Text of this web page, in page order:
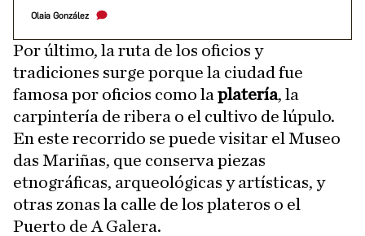
Olaia González
Por último, la ruta de los oficios y
tradiciones surge porque la ciudad fue
famosa por oficios como la platería, la
carpintería de ribera o el cultivo de lúpulo.
En este recorrido se puede visitar el Museo
das Mariñas, que conserva piezas
etnográficas, arqueológicas y artísticas, y
otras zonas la calle de los plateros o el
Puerto de A Galera.